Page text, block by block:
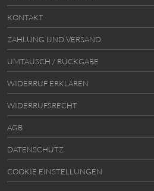
KONTAKT
ZAHLUNG UND VERSAND
UMTAUSCH / RÜCKGABE
WIDERRUF ERKLÄREN
WIDERRUFSRECHT
AGB
DATENSCHUTZ
COOKIE EINSTELLUNGEN